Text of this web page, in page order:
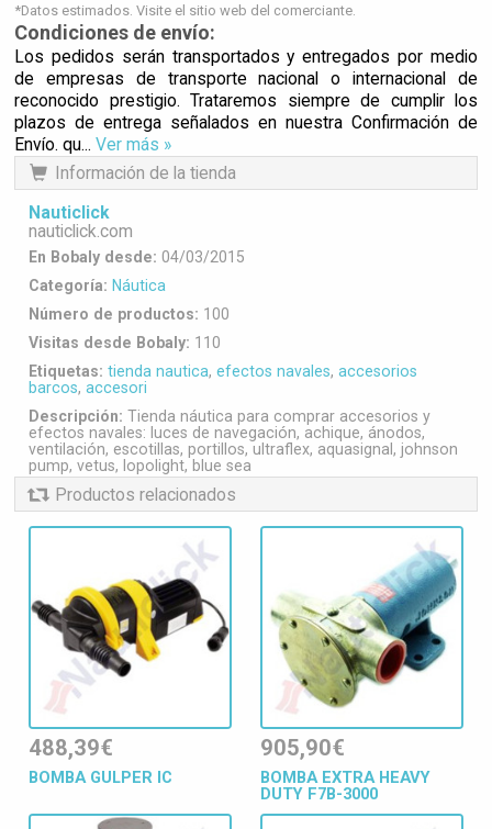
*Datos estimados. Visite el sitio web del comerciante.
Condiciones de envío:
Los pedidos serán transportados y entregados por medio
de empresas de transporte nacional o internacional de
reconocido prestigio. Trataremos siempre de cumplir los
plazos de entrega señalados en nuestra Confirmación de
Envío. qu... Ver más »
Información de la tienda
Nauticlick
nauticlick.com
En Bobaly desde: 04/03/2015
Categoría: Náutica
Número de productos: 100
Visitas desde Bobaly: 110
Etiquetas: tienda nautica, efectos navales, accesorios
barcos, accesori
Descripción: Tienda náutica para comprar accesorios y
efectos navales: luces de navegación, achique, ánodos,
ventilación, escotillas, portillos, ultraflex, aquasignal, johnson
pump, vetus, lopolight, blue sea
Productos relacionados
488,39€
BOMBA GULPER IC
905,90€
BOMBA EXTRA HEAVY
DUTY F7B-3000